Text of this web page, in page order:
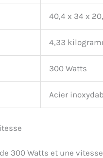
40,4 x 34 x
4,33
300 Watts
Acier
300 Watts et une